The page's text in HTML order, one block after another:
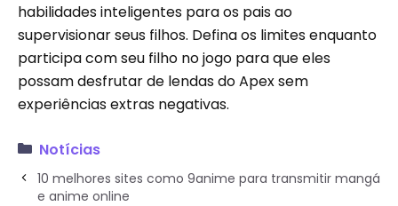
habilidades inteligentes para os pais ao
supervisionar seus filhos. Defina os limites enquanto
participa com seu filho no jogo para que eles
possam desfrutar de lendas do Apex sem
experiências extras negativas.
Notícias
10 melhores sites como 9anime para transmitir mangá
e anime online